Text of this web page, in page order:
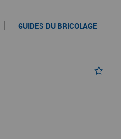
GUIDES DU BRICOLAGE